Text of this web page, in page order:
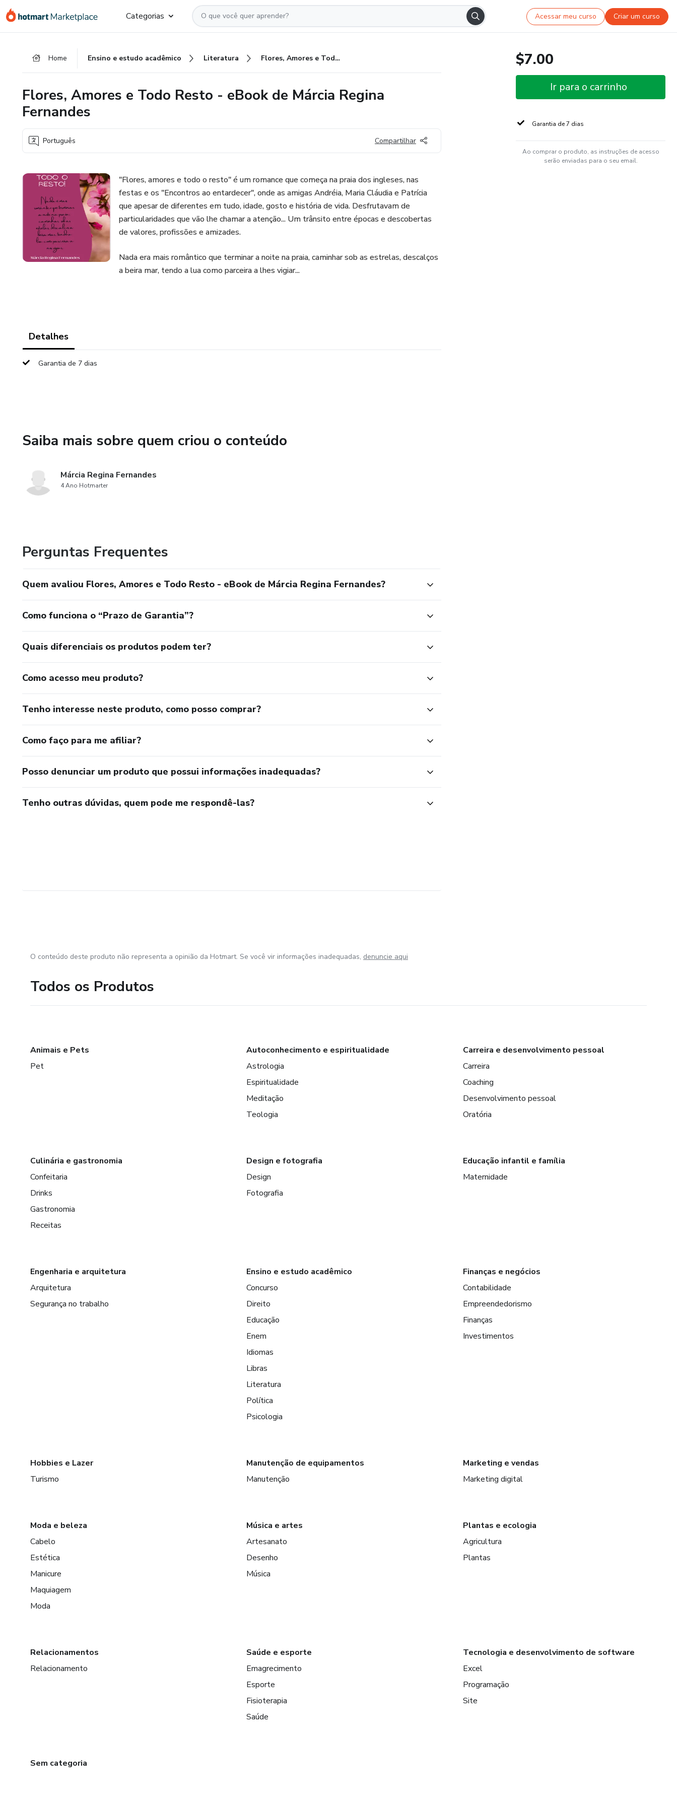
para
para
para
Categorias Acessar meu curso Criar um curso
Home Ensino e estudo acadêmico Literatura Flores, Amores e Todo Resto - eBook de Márcia Regina Fernandes
Flores, Amores e Todo Resto - eBook de Márcia Regina
Fernandes
Português Compartilhar
"Flores, amores e todo o resto" é um romance que começa na praia dos ingleses, nas
festas e os "Encontros ao entardecer", onde as amigas Andréia, Maria Cláudia e Patrícia
que apesar de diferentes em tudo, idade, gosto e história de vida. Desfrutavam de
particularidades que vão lhe chamar a atenção... Um trânsito entre épocas e descobertas
de valores, profissões e amizades.
Nada era mais romântico que terminar a noite na praia, caminhar sob as estrelas, descalços
a beira mar, tendo a lua como parceira a lhes vigiar...
Detalhes
Garantia de 7 dias
Saiba mais sobre quem criou o conteúdo
Márcia Regina Fernandes
4 Ano Hotmarter
Perguntas Frequentes
Quem avaliou Flores, Amores e Todo Resto - eBook de Márcia Regina Fernandes?
Como funciona o “Prazo de Garantia”?
Quais diferenciais os produtos podem ter?
Como acesso meu produto?
Tenho interesse neste produto, como posso comprar?
Como faço para me afiliar?
Posso denunciar um produto que possui informações inadequadas?
Tenho outras dúvidas, quem pode me respondê-las?
$7.00
Ir para o carrinho
Garantia de 7 dias
Ao comprar o produto, as instruções de acesso
serão enviadas para o seu email.
O conteúdo deste produto não representa a opinião da Hotmart. Se você vir informações inadequadas, denuncie aqui
Todos os Produtos
Animais e Pets
Pet
Autoconhecimento e espiritualidade
Astrologia
Espiritualidade
Meditação
Teologia
Carreira e desenvolvimento pessoal
Carreira
Coaching
Desenvolvimento pessoal
Oratória
Culinária e gastronomia
Confeitaria
Drinks
Gastronomia
Receitas
Design e fotografia
Design
Fotografia
Educação infantil e família
Maternidade
Engenharia e arquitetura
Arquitetura
Segurança no trabalho
Ensino e estudo acadêmico
Concurso
Direito
Educação
Enem
Idiomas
Libras
Literatura
Política
Psicologia
Finanças e negócios
Contabilidade
Empreendedorismo
Finanças
Investimentos
Hobbies e Lazer
Turismo
Manutenção de equipamentos
Manutenção
Marketing e vendas
Marketing digital
Moda e beleza
Cabelo
Estética
Manicure
Maquiagem
Moda
Música e artes
Artesanato
Desenho
Música
Plantas e ecologia
Agricultura
Plantas
Relacionamentos
Relacionamento
Saúde e esporte
Emagrecimento
Esporte
Fisioterapia
Saúde
Tecnologia e desenvolvimento de software
Excel
Programação
Site
Sem categoria